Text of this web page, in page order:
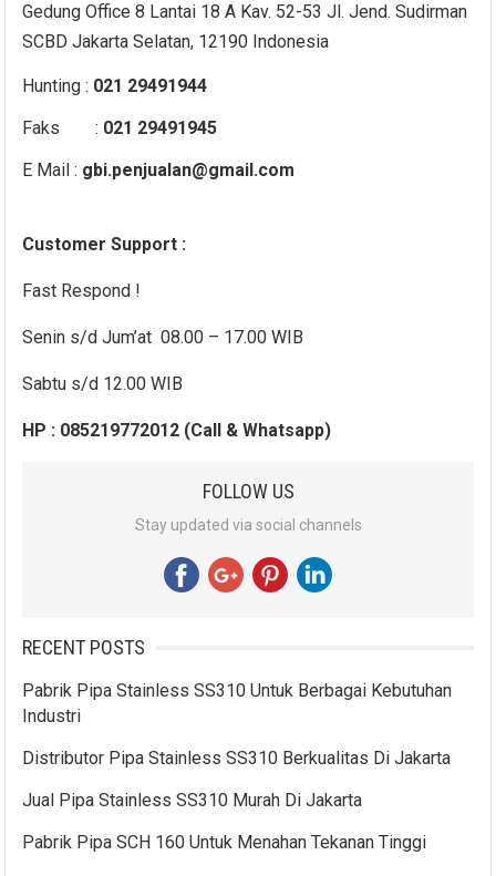
Gedung Office 8 Lantai 18 A Kav. 52-53 Jl. Jend. Sudirman
SCBD Jakarta Selatan, 12190 Indonesia
Hunting : 021 29491944
Faks : 021 29491945
E Mail : gbi.penjualan@gmail.com
Customer Support :
Fast Respond !
Senin s/d Jum’at 08.00 – 17.00 WIB
Sabtu s/d 12.00 WIB
HP : 085219772012 (Call & Whatsapp)
FOLLOW US
Stay updated via social channels
RECENT POSTS
Pabrik Pipa Stainless SS310 Untuk Berbagai Kebutuhan
Industri
Distributor Pipa Stainless SS310 Berkualitas Di Jakarta
Jual Pipa Stainless SS310 Murah Di Jakarta
Pabrik Pipa SCH 160 Untuk Menahan Tekanan Tinggi